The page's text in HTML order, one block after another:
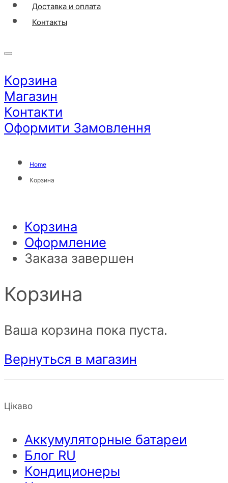
Доставка и оплата
Контакты
Корзина
Магазин
Контакти
Оформити Замовлення
Home
Корзина
Корзина
Оформление
Заказа завершен
Корзина
Ваша корзина пока пуста.
Вернуться в магазин
Цікаво
Аккумуляторные батареи
Блог RU
Кондиционеры